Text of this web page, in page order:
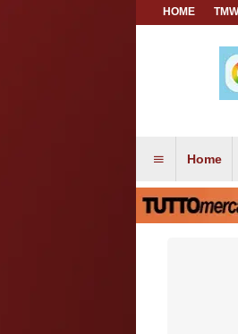
HOME
Home